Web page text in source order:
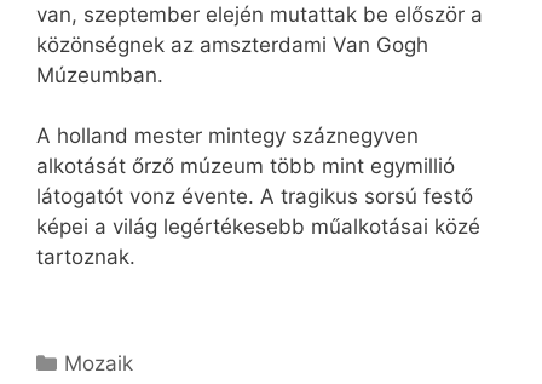
van, szeptember elején mutattak be először a
közönségnek az amszterdami Van Gogh
Múzeumban.
A holland mester mintegy száznegyven
alkotását őrző múzeum több mint egymillió
látogatót vonz évente. A tragikus sorsú festő
képei a világ legértékesebb műalkotásai közé
tartoznak.
Kategória
Mozaik